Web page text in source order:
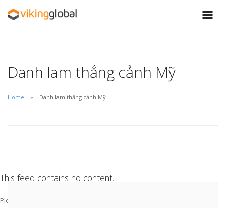
Danh lam thắng cảnh Mỹ
Home Danh lam thắng cảnh Mỹ
This feed contains no content.
Please add some posts to load them here.